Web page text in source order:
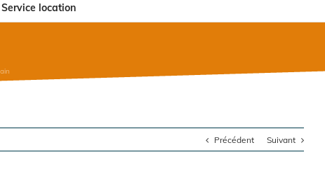
Service location
Précédent Suivant